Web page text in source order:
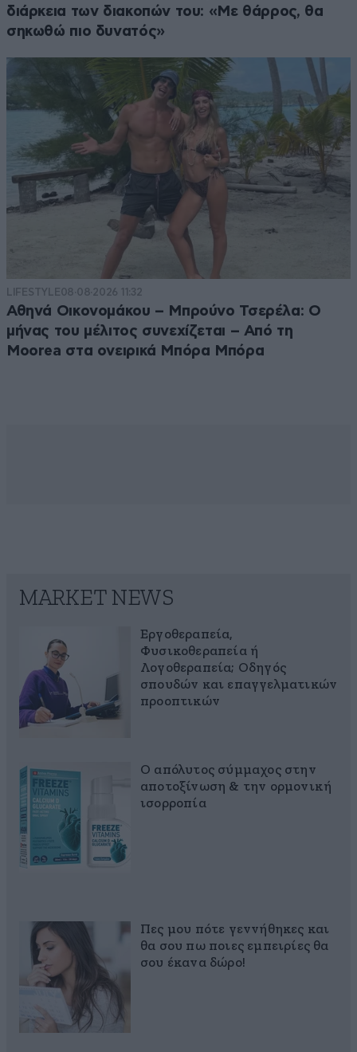
διάρκεια των διακοπών του: «Με θάρρος, θα
σηκωθώ πιο δυνατός»
LIFESTYLE08·08·2026 11:32
Αθηνά Οικονομάκου – Μπρούνο Τσερέλα: Ο
μήνας του μέλιτος συνεχίζεται – Από τη
Moorea στα ονειρικά Μπόρα Μπόρα
MARKET NEWS
Εργοθεραπεία,
Φυσικοθεραπεία ή
Λογοθεραπεία; Οδηγός
σπουδών και επαγγελματικών
προοπτικών
Ο απόλυτος σύμμαχος στην
αποτοξίνωση & την ορμονική
ισορροπία
Πες μου πότε γεννήθηκες και
θα σου πω ποιες εμπειρίες θα
σου έκανα δώρο!